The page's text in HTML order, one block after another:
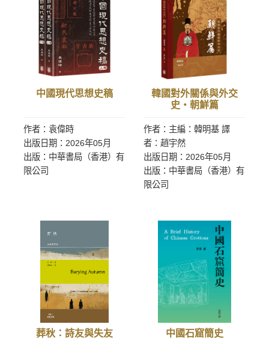
中國現代思想史稿
作者：袁偉時
出版日期：2026年05月
出版：中華書局（香港）有
限公司
韓國對外關係與外交
史‧朝鮮篇
作者：主編：韓明基 譯
者：趙宇然
出版日期：2026年05月
出版：中華書局（香港）有
限公司
葬秋：詩友與失友 中國石窟簡史